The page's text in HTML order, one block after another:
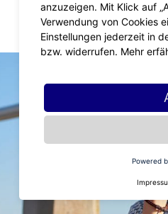
anzuzeigen. Mit Klick auf
Verwendung von Cookies
Einstellungen jederzeit in
bzw. widerrufen. Mehr
Powered